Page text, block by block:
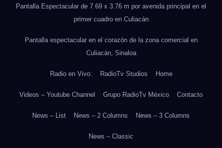
Pantalla Espectacular de 7.69 x 3.76 m por avenida principal en el
primer cuadro en Culiacán
Pantalla espectacular en el corazón de la zona comercial en
Culiacán, Sinaloa
Radio en Vivo: RadioTv Studios Home
Videos – Youtube Channel Grupo RadioTv México Contacto
News – List News – 2 Columns News – 3 Columns
News – Classic